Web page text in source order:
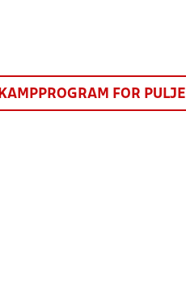
KAMPPROGRAM FOR PULJE